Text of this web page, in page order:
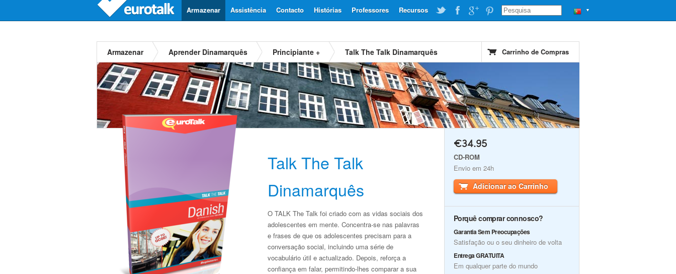
▼
Recursos
Professores
Histórias
Contacto
Assistência
Armazenar
Armazenar Aprender Dinamarquês Principiante + Talk The Talk Dinamarquês Carrinho de Compras
Talk The Talk
Dinamarquês
O TALK The Talk foi criado com as vidas sociais dos
adolescentes em mente. Concentra-se nas palavras
e frases de que os adolescentes precisam para a
conversação social, incluindo uma série de
vocabulário útil e actualizado. Depois, reforça a
confiança em falar, permitindo-lhes comparar a sua
€34.95
CD-ROM
Envio em 24h
Adicionar ao Carrinho
Porquê comprar connosco?
Garantia Sem Preocupações
Satisfação ou o seu dinheiro de volta
Entrega GRATUITA
Em qualquer parte do mundo